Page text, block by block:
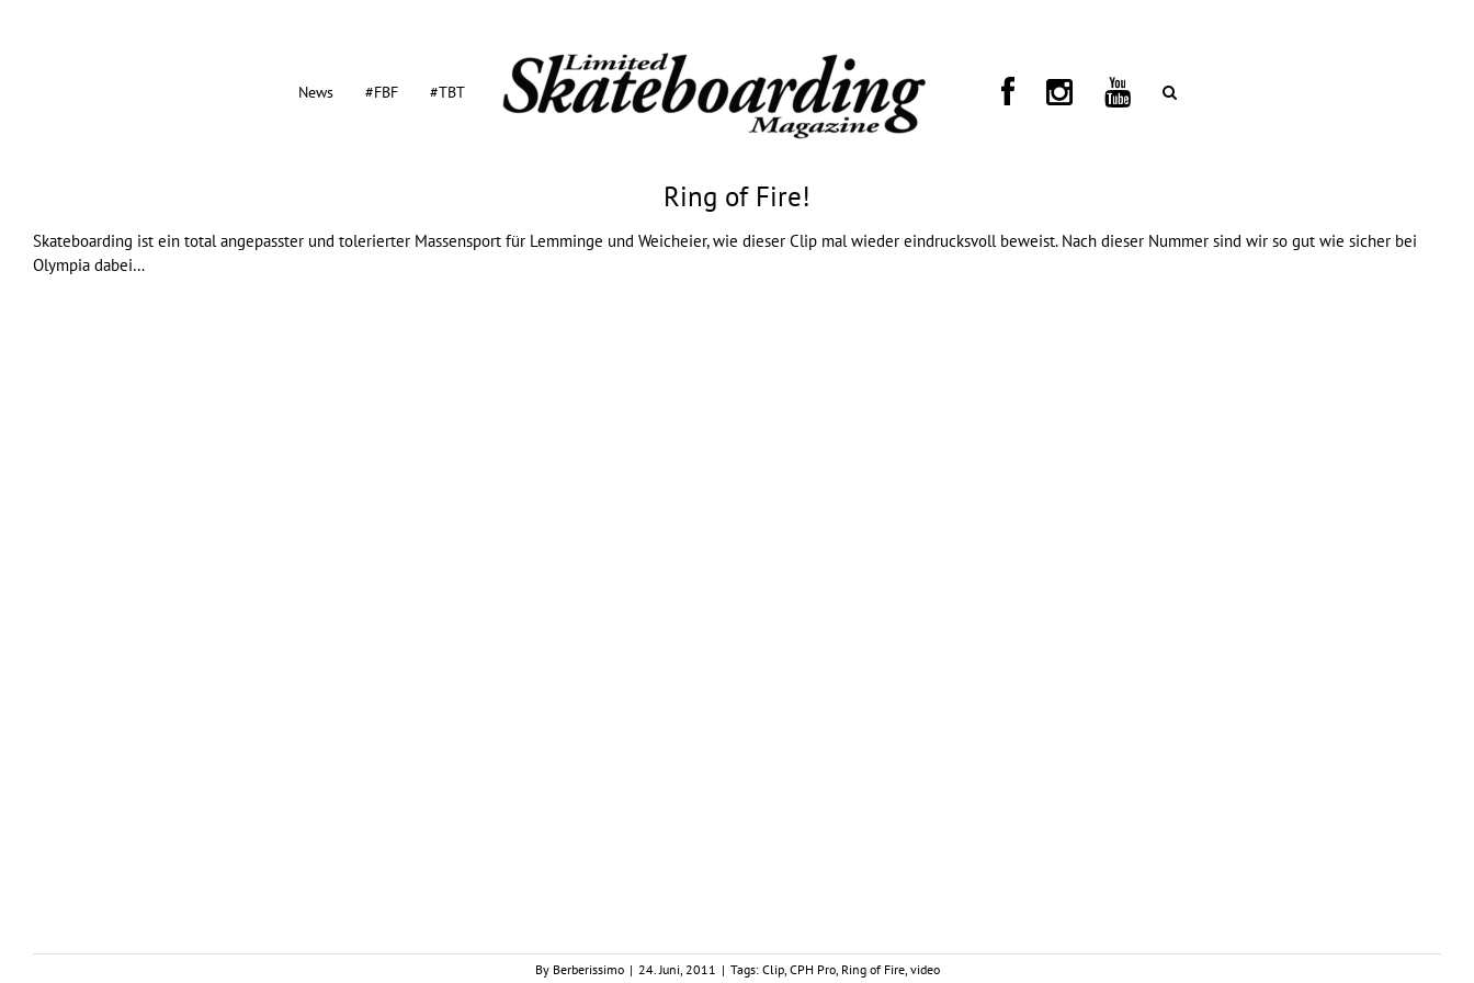
News #FBF #TBT
Ring of Fire!
Skateboarding ist ein total angepasster und tolerierter Massensport für Lemminge und Weicheier, wie dieser Clip mal wieder eindrucksvoll beweist. Nach dieser Nummer sind wir so gut wie sicher bei
Olympia dabei…
By Berberissimo | 24. Juni, 2011 | Tags: Clip, CPH Pro, Ring of Fire, video